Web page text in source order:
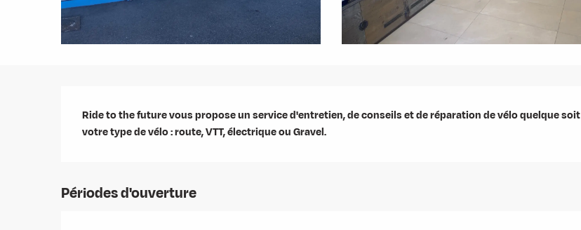
Description
Ride to the future vous propose un service d'entretien, de conseils et de réparation de vélo quelque soit
votre type de vélo : route, VTT, électrique ou Gravel.
Périodes d'ouverture